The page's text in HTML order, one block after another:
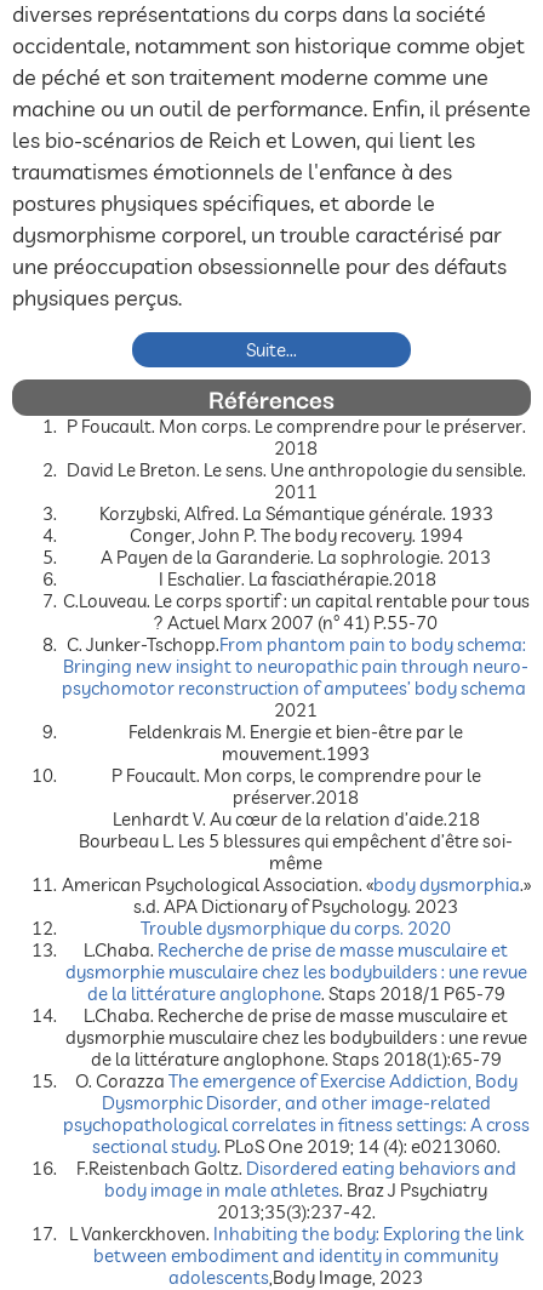
diverses représentations du corps dans la société
occidentale, notamment son historique comme objet
de péché et son traitement moderne comme une
machine ou un outil de performance. Enfin, il présente
les bio-scénarios de Reich et Lowen, qui lient les
traumatismes émotionnels de l'enfance à des
postures physiques spécifiques, et aborde le
dysmorphisme corporel, un trouble caractérisé par
une préoccupation obsessionnelle pour des défauts
physiques perçus.
Suite...
Références
P Foucault. Mon corps. Le comprendre pour le préserver.
2018
David Le Breton. Le sens. Une anthropologie du sensible.
2011
Korzybski, Alfred. La Sémantique générale. 1933
Conger, John P. The body recovery. 1994
A Payen de la Garanderie. La sophrologie. 2013
I Eschalier. La fasciathérapie.2018
C.Louveau. Le corps sportif : un capital rentable pour tous
? Actuel Marx 2007 (n° 41) P.55-70
C. Junker-Tschopp.From phantom pain to body schema:
Bringing new insight to neuropathic pain through neuro-
psychomotor reconstruction of amputees’ body schema
2021
Feldenkrais M. Energie et bien-être par le
mouvement.1993
P Foucault. Mon corps, le comprendre pour le
préserver.2018
Lenhardt V. Au cœur de la relation d’aide.218
Bourbeau L. Les 5 blessures qui empêchent d’être soi-
même
American Psychological Association. «body dysmorphia.»
s.d. APA Dictionary of Psychology. 2023
Trouble dysmorphique du corps. 2020
L.Chaba. Recherche de prise de masse musculaire et
dysmorphie musculaire chez les bodybuilders : une revue
de la littérature anglophone. Staps 2018/1 P65-79
L.Chaba. Recherche de prise de masse musculaire et
dysmorphie musculaire chez les bodybuilders : une revue
de la littérature anglophone. Staps 2018(1):65-79
O. Corazza The emergence of Exercise Addiction, Body
Dysmorphic Disorder, and other image-related
psychopathological correlates in fitness settings: A cross
sectional study. PLoS One 2019; 14 (4): e0213060.
F.Reistenbach Goltz. Disordered eating behaviors and
body image in male athletes. Braz J Psychiatry
2013;35(3):237-42.
L Vankerckhoven. Inhabiting the body: Exploring the link
between embodiment and identity in community
adolescents,Body Image, 2023